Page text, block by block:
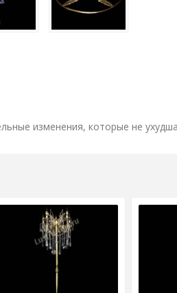
изменения, которые не